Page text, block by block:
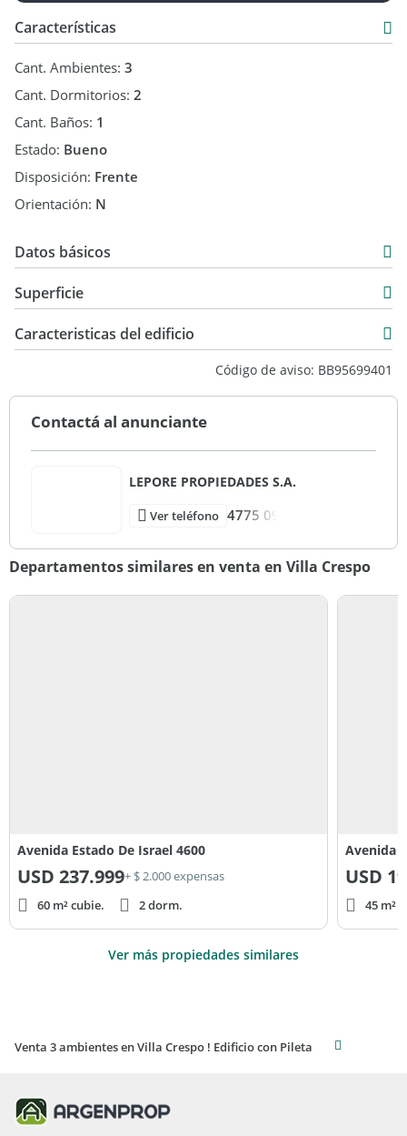
Características
Cant. Ambientes: 3
Cant. Dormitorios: 2
Cant. Baños: 1
Estado: Bueno
Disposición: Frente
Orientación: N
Datos básicos
USD 215.000
Superficie
29 m2
Caracteristicas del edificio
Código de aviso: BB95699401
Contactá al anunciante
LEPORE PROPIEDADES S.A.
Ver teléfono 4775 09
Departamentos similares en venta en Villa Crespo
Avenida Estado De Israel 4600
USD 237.999+ $ 2.000 expensas
60 m² cubie.
2 dorm.
Avenida
USD
45 m²
Ver más propiedades similares
Venta 3 ambientes en Villa Crespo ! Edificio con Pileta